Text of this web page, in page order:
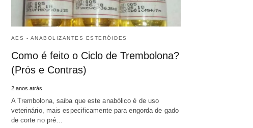
AES - ANABOLIZANTES ESTERÓIDES
Como é feito o Ciclo de Trembolona?
(Prós e Contras)
2 anos atrás
A Trembolona, saiba que este anabólico é de uso
veterinário, mais especificamente para engorda de gado
de corte no pré…